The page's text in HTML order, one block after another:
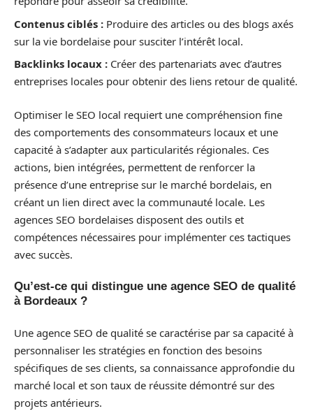
Contenus ciblés : Produire des articles ou des blogs axés
sur la vie bordelaise pour susciter l’intérêt local.
Backlinks locaux : Créer des partenariats avec d’autres
entreprises locales pour obtenir des liens retour de qualité.
Optimiser le SEO local requiert une compréhension fine
des comportements des consommateurs locaux et une
capacité à s’adapter aux particularités régionales. Ces
actions, bien intégrées, permettent de renforcer la
présence d’une entreprise sur le marché bordelais, en
créant un lien direct avec la communauté locale. Les
agences SEO bordelaises disposent des outils et
compétences nécessaires pour implémenter ces tactiques
avec succès.
Qu’est-ce qui distingue une agence SEO de qualité
à Bordeaux ?
Une agence SEO de qualité se caractérise par sa capacité à
personnaliser les stratégies en fonction des besoins
spécifiques de ses clients, sa connaissance approfondie du
marché local et son taux de réussite démontré sur des
projets antérieurs.